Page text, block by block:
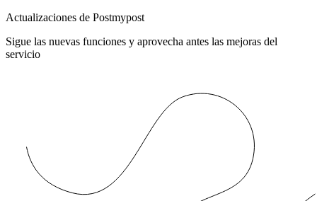
Actualizaciones de Postmypost
Sigue las nuevas funciones y aprovecha antes las mejoras del
servicio